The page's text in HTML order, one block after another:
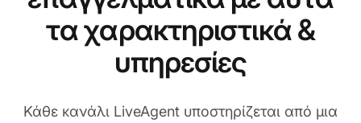
τα χαρακτηριστικά &
υπηρεσίες
Κάθε κανάλι LiveAgent υποστηρίζεται από μια